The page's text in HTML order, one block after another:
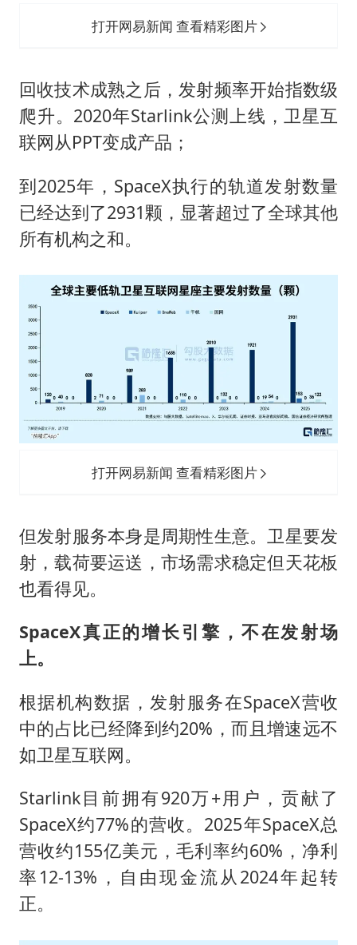
打开网易新闻 查看精彩图片
回收技术成熟之后，发射频率开始指数级
爬升。2020年Starlink公测上线，卫星互
联网从PPT变成产品；
到2025年，SpaceX执行的轨道发射数量
已经达到了2931颗，显著超过了全球其他
所有机构之和。
打开网易新闻 查看精彩图片
但发射服务本身是周期性生意。卫星要发
射，载荷要运送，市场需求稳定但天花板
也看得见。
SpaceX真正的增长引擎，不在发射场
上。
根据机构数据，发射服务在SpaceX营收
中的占比已经降到约20%，而且增速远不
如卫星互联网。
Starlink目前拥有920万+用户，贡献了
SpaceX约77%的营收。2025年SpaceX总
营收约155亿美元，毛利率约60%，净利
率12-13%，自由现金流从2024年起转
正。